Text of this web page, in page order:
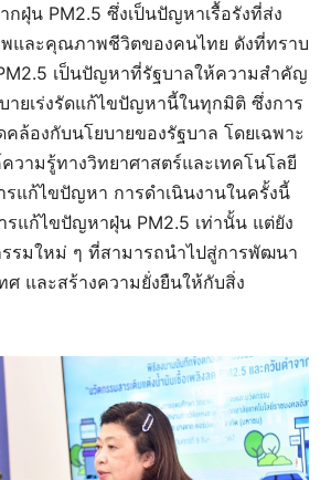
ฝุ่น PM2.5 ซึ่งเป็นปัญหาเรื้อรังที่ส่ง
และคุณภาพชีวิตของคนไทย ดังที่ทราบ
เป็นปัญหาที่รัฐบาลให้ความสำคัญ
ายเร่งรัดแก้ไขปัญหานี้ในทุกมิติ ซึ่งการ
ล้องกับนโยบายของรัฐบาล โดยเฉพาะ
วามรู้ทางวิทยาศาสตร์และเทคโนโลยี
รแก้ไขปัญหา การดำเนินงานในครั้งนี้
รแก้ไขปัญหาฝุ่น PM2.5 เท่านั้น แต่ยัง
รรมใหม่ ๆ ที่สามารถนำไปสู่การพัฒนา
ศ และสร้างความยั่งยืนให้กับสิ่ง